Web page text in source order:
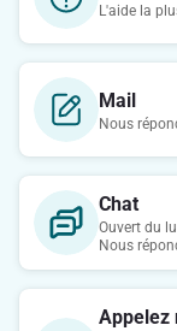
L'aide la
Mail
Nous
Chat
Ouvert du
Nous
Appelez